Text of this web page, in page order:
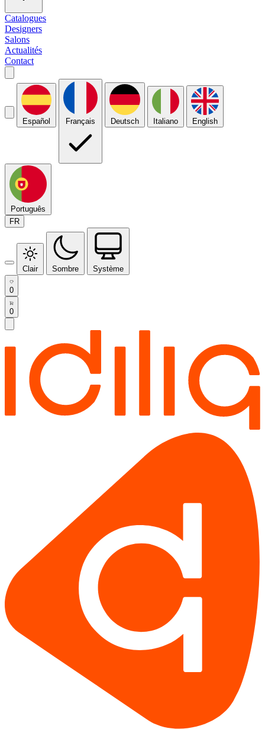
Catalogues
Designers
Salons
Actualités
Contact
Español Français Deutsch Italiano English
Português
FR
Clair Sombre Système
0
0